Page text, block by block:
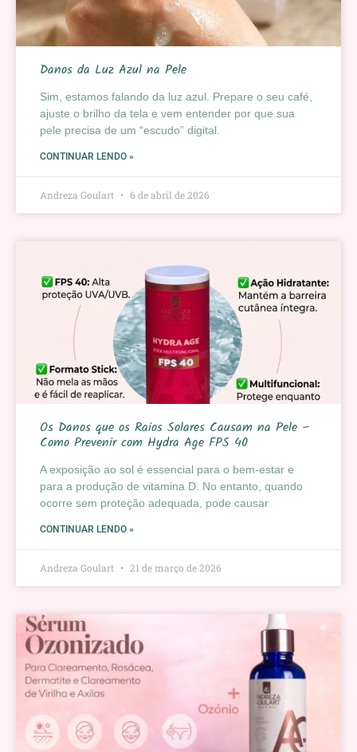
Danos da Luz Azul na Pele
Sim, estamos falando da luz azul. Prepare o seu café,
ajuste o brilho da tela e vem entender por que sua
pele precisa de um “escudo” digital.
CONTINUAR LENDO »
Andreza Goulart 6 de abril de 2026
Os Danos que os Raios Solares Causam na Pele –
Como Prevenir com Hydra Age FPS 40
A exposição ao sol é essencial para o bem-estar e
para a produção de vitamina D. No entanto, quando
ocorre sem proteção adequada, pode causar
CONTINUAR LENDO »
Andreza Goulart 21 de março de 2026